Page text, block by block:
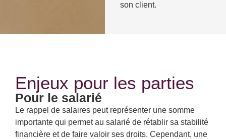
son client.
Enjeux pour les parties
Pour le salarié
Le rappel de salaires peut représenter une somme
importante qui permet au salarié de rétablir sa stabilité
financière et de faire valoir ses droits. Cependant, une